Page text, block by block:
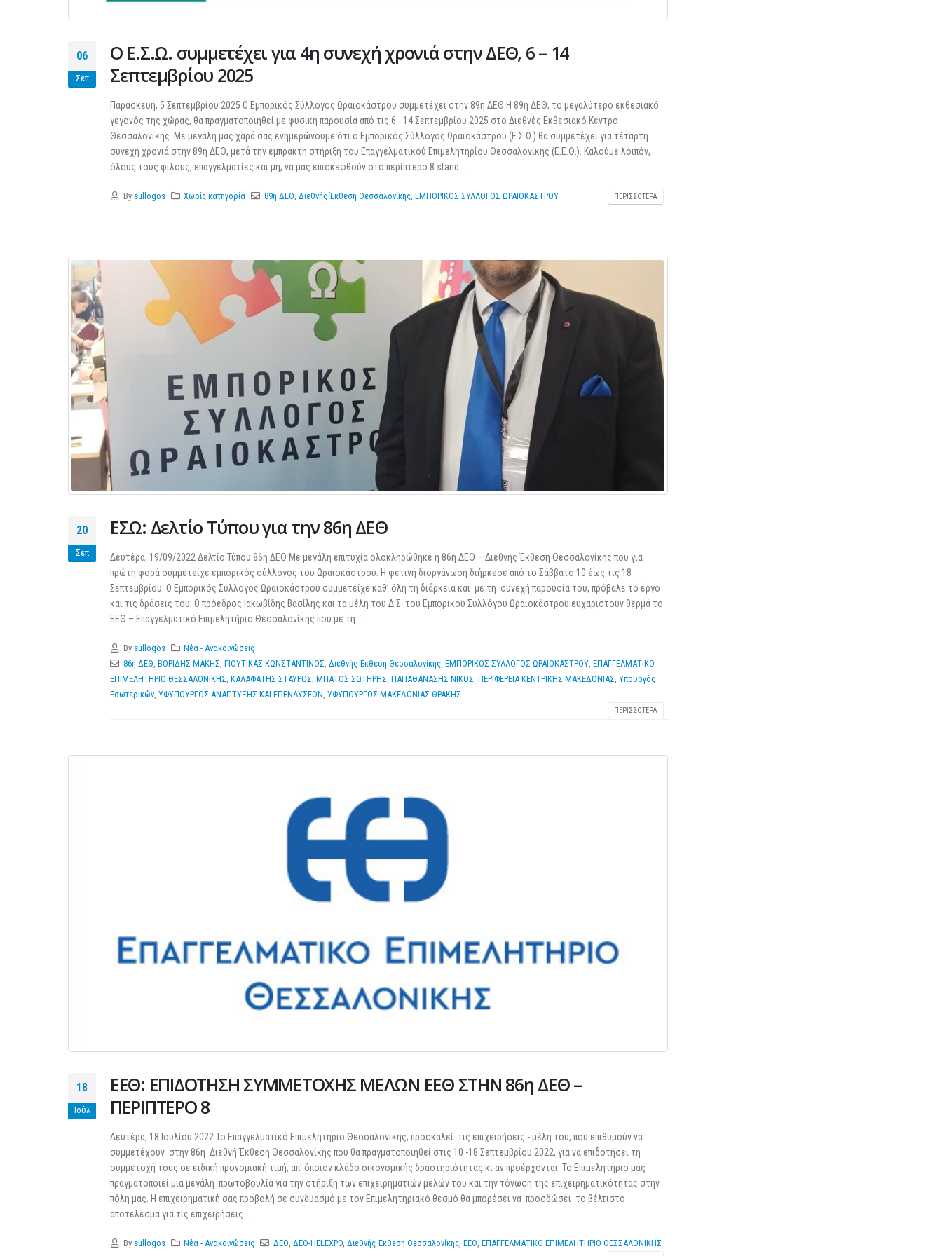
06
Σεπ
Ο Ε.Σ.Ω. συμμετέχει για 4η συνεχή χρονιά στην ΔΕΘ, 6 – 14
Σεπτεμβρίου 2025
Παρασκευή, 5 Σεπτεμβρίου 2025 Ο Εμπορικός Σύλλογος Ωραιοκάστρου συμμετέχει στην 89η ΔΕΘ Η 89η ΔΕΘ, το μεγαλύτερο εκθεσιακό
γεγονός της χώρας, θα πραγματοποιηθεί με φυσική παρουσία από τις 6 - 14 Σεπτεμβρίου 2025 στο Διεθνές Εκθεσιακό Κέντρο
Θεσσαλονίκης. Με μεγάλη μας χαρά σας ενημερώνουμε ότι ο Εμπορικός Σύλλογος Ωραιοκάστρου (Ε.Σ.Ω.) θα συμμετέχει για τέταρτη
συνεχή χρονιά στην 89η ΔΕΘ, μετά την έμπρακτη στήριξη του Επαγγελματικού Επιμελητηρίου Θεσσαλονίκης (Ε.Ε.Θ.). Καλούμε λοιπόν,
όλους τους φίλους, επαγγελματίες και μη, να μας επισκεφθούν στο περίπτερο 8 stand...
By sullogos Χωρίς κατηγορία 89η ΔΕΘ Διεθνής Έκθεση Θεσσαλονίκης, ΕΜΠΟΡΙΚΟΣ ΣΥΛΛΟΓΟΣ ΩΡΑΙΟΚΑΣΤΡΟΥ ΠΕΡΙΣΣΌΤΕΡΑ
20
Σεπ
ΕΣΩ: Δελτίο Τύπου για την 86η ΔΕΘ
Δευτέρα, 19/09/2022 Δελτίο Τύπου 86η ΔΕΘ Με μεγάλη επιτυχία ολοκληρώθηκε η 86η ΔΕΘ – Διεθνής Έκθεση Θεσσαλονίκης που για
πρώτη φορά συμμετείχε εμπορικός σύλλογος του Ωραιοκάστρου. Η φετινή διοργάνωση διήρκεσε από το Σάββατο 10 έως τις 18
Σεπτεμβρίου. Ο Εμπορικός Σύλλογος Ωραιοκάστρου συμμετείχε καθ’ όλη τη διάρκεια και με τη συνεχή παρουσία του, πρόβαλε το έργο
και τις δράσεις του. Ο πρόεδρος Ιακωβίδης Βασίλης και τα μέλη του Δ.Σ. του Εμπορικού Συλλόγου Ωραιοκάστρου ευχαριστούν θερμά το
ΕΕΘ – Επαγγελματικό Επιμελητήριο Θεσσαλονίκης που με τη...
By sullogos
Νέα - Ανακοινώσεις
86η ΔΕΘ ΒΟΡΙΔΗΣ ΜΑΚΗΣ ΓΙΟΥΤΙΚΑΣ ΚΩΝΣΤΑΝΤΙΝΟΣ Διεθνής Έκθεση Θεσσαλονίκης, ΕΜΠΟΡΙΚΟΣ ΣΥΛΛΟΓΟΣ ΩΡΑΙΟΚΑΣΤΡΟΥ, ΕΠΑΓΓΕΛΜΑΤΙΚΟ
ΕΠΙΜΕΛΗΤΗΡΙΟ ΘΕΣΣΑΛΟΝΙΚΗΣ ΚΑΛΑΦΑΤΗΣ ΣΤΑΥΡΟΣ ΜΠΑΤΟΣ ΣΩΤΗΡΗΣ ΠΑΠΑΘΑΝΑΣΗΣ ΝΙΚΟΣ ΠΕΡΙΦΕΡΕΙΑ ΚΕΝΤΡΙΚΗΣ ΜΑΚΕΔΟΝΙΑΣ Υπουργός
Εσωτερικών ΥΦΥΠΟΥΡΓΟΣ ΑΝΑΠΤΥΞΗΣ ΚΑΙ ΕΠΕΝΔΥΣΕΩΝ ΥΦΥΠΟΥΡΓΟΣ ΜΑΚΕΔΟΝΙΑΣ ΘΡΑΚΗΣ
ΠΕΡΙΣΣΌΤΕΡΑ
18
Ιούλ
ΕΕΘ: ΕΠΙΔΟΤΗΣΗ ΣΥΜΜΕΤΟΧΗΣ ΜΕΛΩΝ ΕΕΘ ΣΤΗΝ 86η ΔΕΘ –
ΠΕΡΙΠΤΕΡΟ 8
Δευτέρα, 18 Ιουλίου 2022 Το Επαγγελματικό Επιμελητήριο Θεσσαλονίκης, προσκαλεί τις επιχειρήσεις - μέλη του, που επιθυμούν να
συμμετέχουν στην 86η Διεθνή Έκθεση Θεσσαλονίκης που θα πραγματοποιηθεί στις 10 -18 Σεπτεμβρίου 2022, για να επιδοτήσει τη
συμμετοχή τους σε ειδική προνομιακή τιμή, απ' όποιον κλάδο οικονομικής δραστηριότητας κι αν προέρχονται. Το Επιμελητήριο μας
πραγματοποιεί μια μεγάλη πρωτοβουλία για την στήριξη των επιχειρηματιών μελών του και την τόνωση της επιχειρηματικότητας στην
πόλη μας. Η επιχειρηματική σας προβολή σε συνδυασμό με τον Επιμελητηριακό θεσμό θα μπορέσει να προσδώσει το βέλτιστο
αποτέλεσμα για τις επιχειρήσεις...
By sullogos Νέα - Ανακοινώσεις ΔΕΘ, ΔΕΘ-HELEXPO, Διεθνής Έκθεση Θεσσαλονίκης, ΕΕΘ, ΕΠΑΓΓΕΛΜΑΤΙΚΟ ΕΠΙΜΕΛΗΤΗΡΙΟ ΘΕΣΣΑΛΟΝΙΚΗΣ